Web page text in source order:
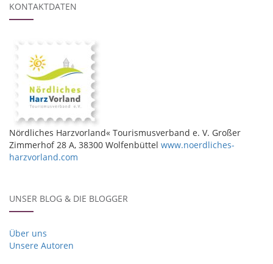
KONTAKTDATEN
Nördliches Harzvorland« Tourismusverband e. V. Großer
Zimmerhof 28 A, 38300 Wolfenbüttel www.noerdliches-
harzvorland.com
UNSER BLOG & DIE BLOGGER
Über uns
Unsere Autoren